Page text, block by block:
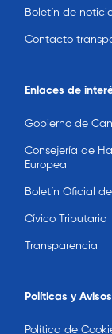
Boletín de
Contacto
Enlaces de
Gobierno de
Consejería de
Europea
Boletín Oficial
Cívico Tributario
Transparencia
Políticas y Avisos
Política de